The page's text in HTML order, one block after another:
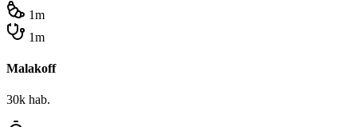
1m
1m
Malakoff
30k hab.